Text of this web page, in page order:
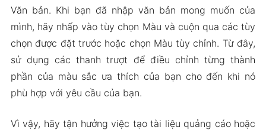
Văn bản. Khi bạn đã nhập văn bản mong muốn của
mình, hãy nhấp vào tùy chọn Màu và cuộn qua các tùy
chọn được đặt trước hoặc chọn Màu tùy chỉnh. Từ đây,
sử dụng các thanh trượt để điều chỉnh từng thành
phần của màu sắc ưa thích của bạn cho đến khi nó
phù hợp với yêu cầu của bạn.
Vì vậy, hãy tận hưởng việc tạo tài liệu quảng cáo hoặc